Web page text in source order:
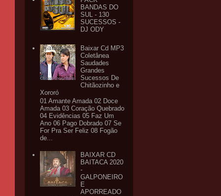
BANDAS DO
SUL - 130
SUCESSOS -
DJ ODY
Baixar Cd MP3
Coletânea
Saudades
Grandes
Sucessos De
Chitãozinho e
Xororó
01 Amante Amada 02 Doce
Amada 03 Coração Quebrado
04 Evidências 05 Faz Um
Ano 06 Pago Dobrado 07 Se
For Pra Ser Feliz 08 Fogão
de...
BAIXAR CD
BAITACA 2020
-
GALPONEIRO
E
APORREADO